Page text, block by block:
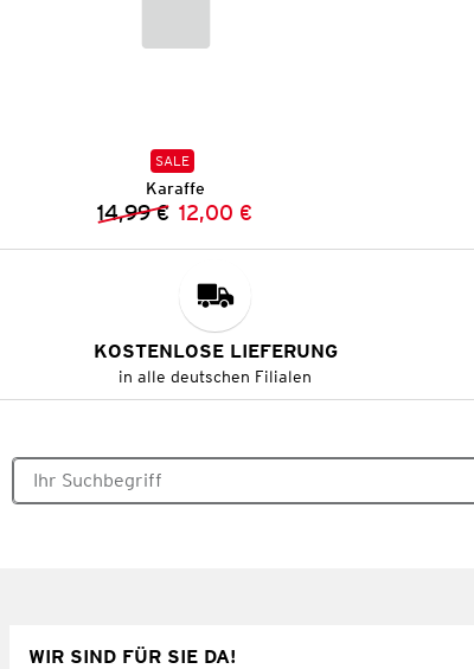
SALE
Karaffe
Vorheriger Preis:
14,99 € Neuer Preis:
12,00 €
KOSTENLOSE LIEFERUNG
in alle deutschen Filialen
WIR SIND FÜR SIE DA!